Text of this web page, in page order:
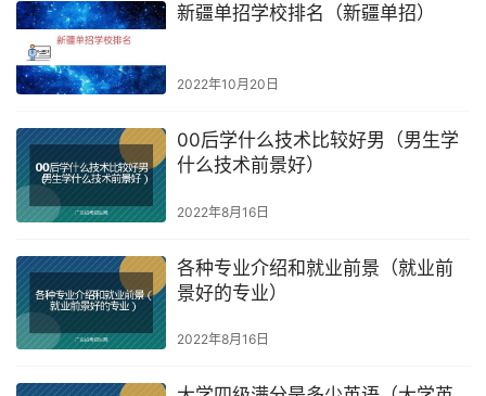
新疆单招学校排名（新疆单招）
2022年10月20日
00后学什么技术比较好男（男生学
什么技术前景好）
2022年8月16日
各种专业介绍和就业前景（就业前
景好的专业）
2022年8月16日